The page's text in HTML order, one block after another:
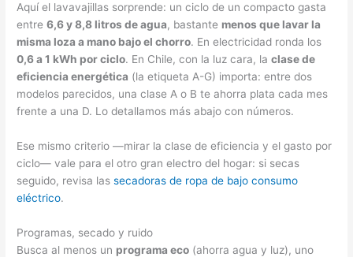
Aquí el lavavajillas sorprende: un ciclo de un compacto gasta
entre6,6 y 8,8 litros de agua, bastante menos que lavar la
misma loza a mano bajo el chorro. En electricidad ronda los
0,6 a 1 kWh por ciclo. En Chile, con la luz cara, laclase de
eficiencia energética (la etiqueta A-G) importa: entre dos
modelos parecidos, una clase A o B te ahorra plata cada mes
frente a una D. Lo detallamos más abajo con números.
Ese mismo criterio —mirar la clase de eficiencia y el gasto por
ciclo— vale para el otro gran electro del hogar: si secas
seguido, revisa lassecadoras de ropa de bajo consumo
eléctrico.
Programas, secado y ruido
Busca al menos un programa eco (ahorra agua y luz), uno